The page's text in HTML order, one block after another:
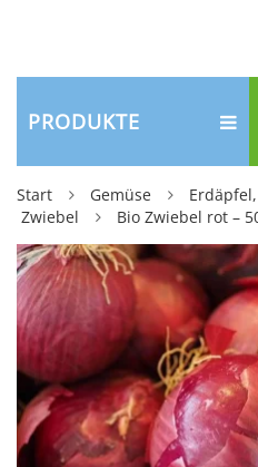
PRODUKTE
Start Gemüse
Zwiebel
Bio Zwiebel rot –